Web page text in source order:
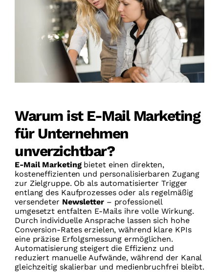
Warum ist E-Mail Marketing
für Unternehmen
unverzichtbar?
E-Mail Marketingbietet einen direkten,
kosteneffizienten und personalisierbaren Zugang
zur Zielgruppe. Ob als automatisierter Trigger
entlang des Kaufprozesses oder als regelmäßig
versendeter Newsletter– professionell
umgesetzt entfalten E-Mails ihre volle Wirkung.
Durch individuelle Ansprache lassen sich hohe
Conversion-Rates erzielen, während klare KPIs
eine präzise Erfolgsmessung ermöglichen.
Automatisierung steigert die Effizienz und
reduziert manuelle Aufwände, während der Kanal
gleichzeitig skalierbar und medienbruchfrei bleibt.